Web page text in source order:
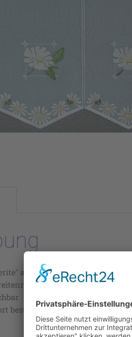
auf Voile, Farbe: weiß/ gelb,
ca 16,3 cm,
bestellen!